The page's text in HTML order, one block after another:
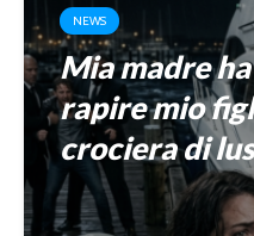
NEWS
Mia madre
rapire mio
crociera di